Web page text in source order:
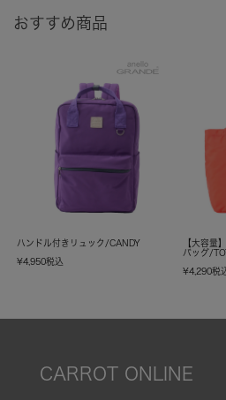
おすすめ商品
ハンドル付きリュック/CANDY
¥4,950税込
【大容量
バッグ/
¥4,290税
CARROT ONLINE